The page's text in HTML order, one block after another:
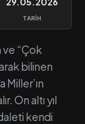
TARIH
“Çok
bilinen
On altı yıl
kendi